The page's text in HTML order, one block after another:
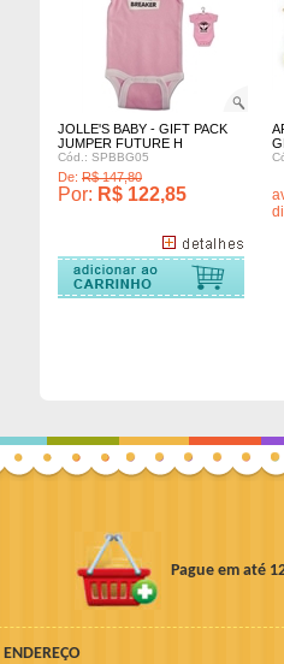
JOLLE'S BABY - GIFT PACK
JUMPER FUTURE H
Cód.: SPBBG05
De: R$ 147,80
Por: R$ 122,85
Pague em até
ENDEREÇO